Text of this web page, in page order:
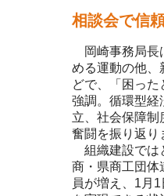
相談会で信
岡崎事務局長
める運動の他、
どで、「困っ
強調。循環型経
立、社会保障制
奮闘を振り返り
組織建設では
商・県商工団体
員が増え、1月